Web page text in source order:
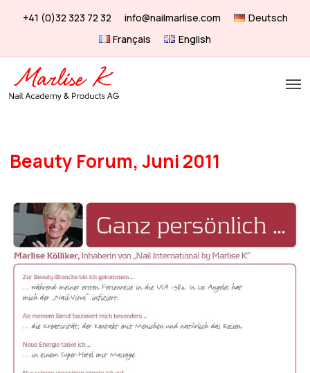
content
+41 (0)32 323 72 32 info@nailmarlise.com
Deutsch
Français
English
Beauty Forum, Juni 2011